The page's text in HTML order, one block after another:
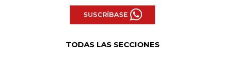
SUSCRÍBASE
TODAS LAS SECCIONES